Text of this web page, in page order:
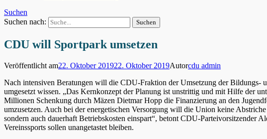
Suchen
Suchen nach:
CDU will Sportpark umsetzen
Veröffentlicht am22. Oktober 201922. Oktober 2019Autorcdu admin
Nach intensiven Beratungen will die CDU-Fraktion der Umsetzung der Bildungs-
umgesetzt wissen. „Das Kernkonzept der Planung ist unstrittig und mit Hilfe der
Millionen Schenkung durch Mäzen Dietmar Hopp die Finanzierung an den
umzusetzen. Auch bei der energetischen Versorgung will die Union keine
sondern auch dauerhaft Betriebskosten einspart“, betont CDU-
Vereinssports sollen unangetastet bleiben.